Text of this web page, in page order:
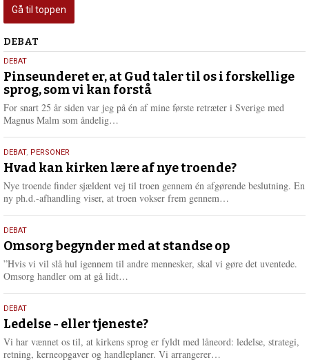
Gå til toppen
Debat
DEBAT
5.
august
2026
DEBAT
Pinseunderet er, at Gud taler til os i forskellige
sprog, som vi kan forstå
For snart 25 år siden var jeg på én af mine første retræter i Sverige med
Magnus Malm som åndelig…
e
r
e
25.
juli
2026
DEBAT, PERSONER
Hvad kan kirken lære af nye troende?
Nye troende finder sjældent vej til troen gennem én afgørende beslutning. En
ny ph.d.-afhandling viser, at troen vokser frem gennem…
e
r
e
9.
juli
2026
DEBAT
Omsorg begynder med at standse op
”Hvis vi vil slå hul igennem til andre mennesker, skal vi gøre det uventede.
Omsorg handler om at gå lidt…
e
r
e
10.
juni
2026
DEBAT
Ledelse - eller tjeneste?
Vi har vænnet os til, at kirkens sprog er fyldt med låneord: ledelse, strategi,
retning, kerneopgaver og handleplaner. Vi arrangerer…